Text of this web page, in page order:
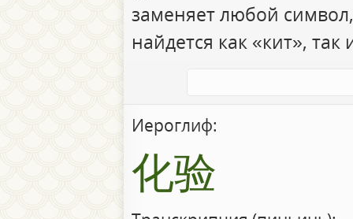
заменяет любой
найдется как «кит», так
Иероглиф:
化验